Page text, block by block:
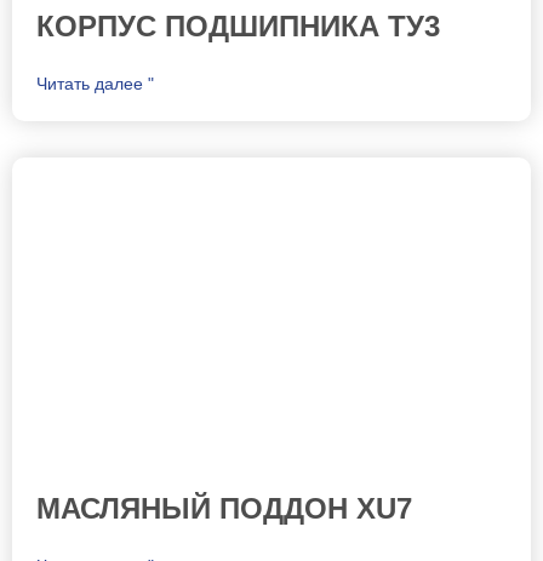
КОРПУС ПОДШИПНИКА ТУ3
Читать далее "
МАСЛЯНЫЙ ПОДДОН XU7